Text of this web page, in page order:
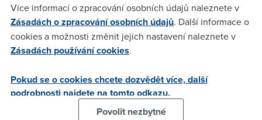
Admin, Commit & Reboot. Kliknout na tlacitko commit. Tim
se veskera konfigurace trvale ulozi do pameti modemu. A pri
jeho "zapnuti" dojde k jejimu nacteni. Co se takhle neulozi,
tak po "zapnuti" neni a je tam ta predchozi konfigurace.
nepamatuje udaje, tak jedine reklamace je to urcite zavada.
Více informací o zpracování osobních údajů naleznete v
Zásadách o zpracování osobních údajů. Další informace o
cookies a možnosti změnit jejich nastavení naleznete v
Zásadách používání cookies.
Pokud se o cookies chcete dozvědět více, další
podrobnosti najdete na tomto odkazu.
Povolit nezbytné